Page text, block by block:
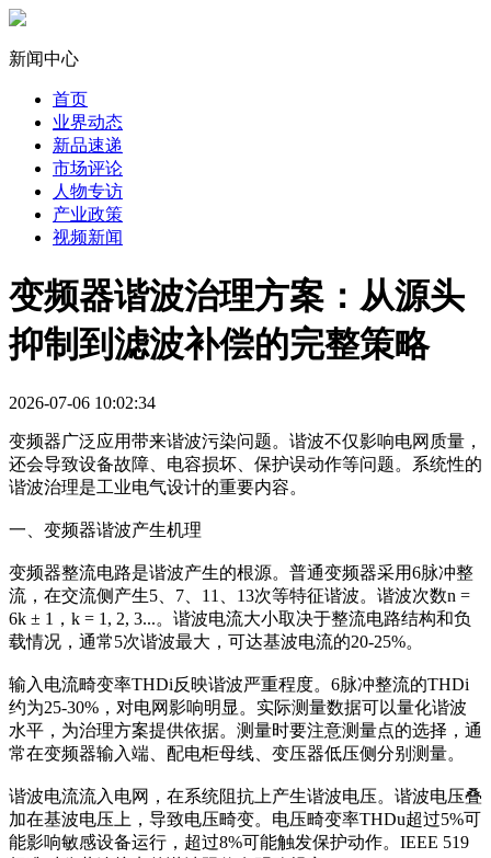
新闻中心
首页
业界动态
新品速递
市场评论
人物专访
产业政策
视频新闻
变频器谐波治理方案：从源头
抑制到滤波补偿的完整策略
2026-07-06 10:02:34
变频器广泛应用带来谐波污染问题。谐波不仅影响电网质量，
还会导致设备故障、电容损坏、保护误动作等问题。系统性的
谐波治理是工业电气设计的重要内容。
一、变频器谐波产生机理
变频器整流电路是谐波产生的根源。普通变频器采用6脉冲整
流，在交流侧产生5、7、11、13次等特征谐波。谐波次数n =
6k ± 1，k = 1, 2, 3...。谐波电流大小取决于整流电路结构和负
载情况，通常5次谐波最大，可达基波电流的20-25%。
输入电流畸变率THDi反映谐波严重程度。6脉冲整流的THDi
约为25-30%，对电网影响明显。实际测量数据可以量化谐波
水平，为治理方案提供依据。测量时要注意测量点的选择，通
常在变频器输入端、配电柜母线、变压器低压侧分别测量。
谐波电流流入电网，在系统阻抗上产生谐波电压。谐波电压叠
加在基波电压上，导致电压畸变。电压畸变率THDu超过5%可
能影响敏感设备运行，超过8%可能触发保护动作。IEEE 519